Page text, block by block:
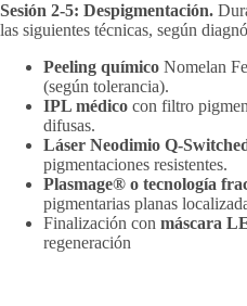
Sesión 2-5: Despigmentación.
las siguientes técnicas, según
Peeling químico Nomelan
(según tolerancia).
IPL médico con filtro
difusas.
Láser Neodimio Q-
pigmentaciones resistentes.
Plasmage® o tecnología
pigmentarias planas
Finalización con máscara
regeneración